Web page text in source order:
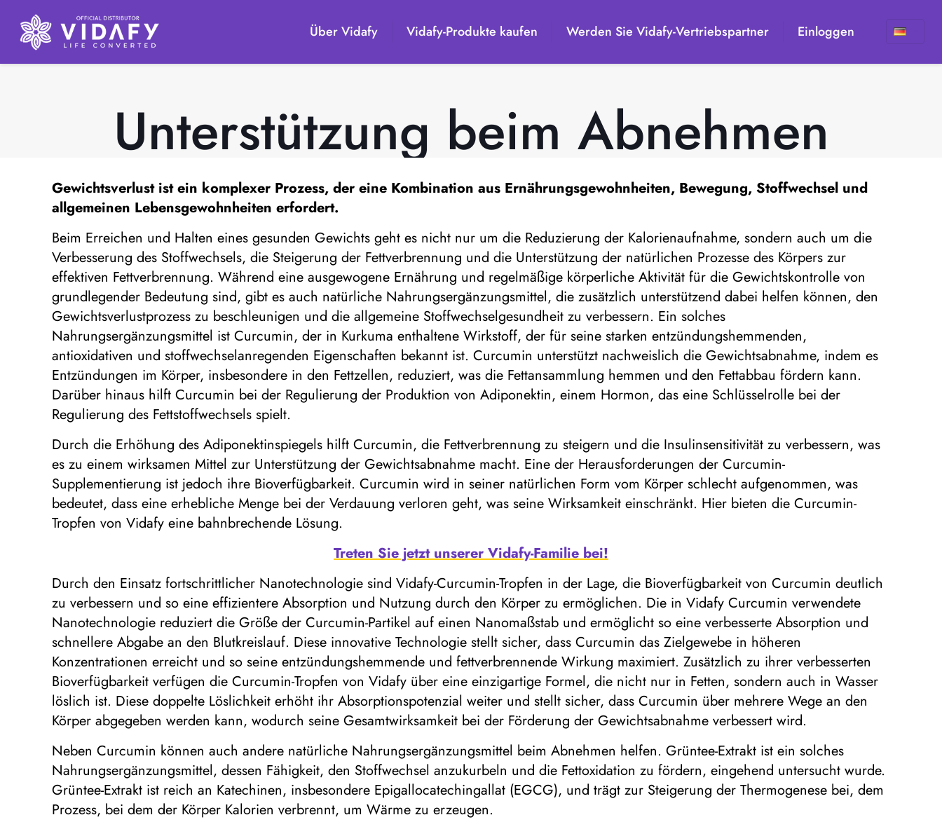
Über Vidafy Vidafy-Produkte kaufen Werden Sie Vidafy-Vertriebspartner Einloggen
Unterstützung beim Abnehmen
Gewichtsverlust ist ein komplexer Prozess, der eine Kombination aus Ernährungsgewohnheiten, Bewegung, Stoffwechsel und
allgemeinen Lebensgewohnheiten erfordert.
Beim Erreichen und Halten eines gesunden Gewichts geht es nicht nur um die Reduzierung der Kalorienaufnahme, sondern auch um die
Verbesserung des Stoffwechsels, die Steigerung der Fettverbrennung und die Unterstützung der natürlichen Prozesse des Körpers zur
effektiven Fettverbrennung. Während eine ausgewogene Ernährung und regelmäßige körperliche Aktivität für die Gewichtskontrolle von
grundlegender Bedeutung sind, gibt es auch natürliche Nahrungsergänzungsmittel, die zusätzlich unterstützend dabei helfen können, den
Gewichtsverlustprozess zu beschleunigen und die allgemeine Stoffwechselgesundheit zu verbessern. Ein solches
Nahrungsergänzungsmittel ist Curcumin, der in Kurkuma enthaltene Wirkstoff, der für seine starken entzündungshemmenden,
antioxidativen und stoffwechselanregenden Eigenschaften bekannt ist. Curcumin unterstützt nachweislich die Gewichtsabnahme, indem es
Entzündungen im Körper, insbesondere in den Fettzellen, reduziert, was die Fettansammlung hemmen und den Fettabbau fördern kann.
Darüber hinaus hilft Curcumin bei der Regulierung der Produktion von Adiponektin, einem Hormon, das eine Schlüsselrolle bei der
Regulierung des Fettstoffwechsels spielt.
Durch die Erhöhung des Adiponektinspiegels hilft Curcumin, die Fettverbrennung zu steigern und die Insulinsensitivität zu verbessern, was
es zu einem wirksamen Mittel zur Unterstützung der Gewichtsabnahme macht. Eine der Herausforderungen der Curcumin-
Supplementierung ist jedoch ihre Bioverfügbarkeit. Curcumin wird in seiner natürlichen Form vom Körper schlecht aufgenommen, was
bedeutet, dass eine erhebliche Menge bei der Verdauung verloren geht, was seine Wirksamkeit einschränkt. Hier bieten die Curcumin-
Tropfen von Vidafy eine bahnbrechende Lösung.
Treten Sie jetzt unserer Vidafy-Familie bei!
Durch den Einsatz fortschrittlicher Nanotechnologie sind Vidafy-Curcumin-Tropfen in der Lage, die Bioverfügbarkeit von Curcumin deutlich
zu verbessern und so eine effizientere Absorption und Nutzung durch den Körper zu ermöglichen. Die in Vidafy Curcumin verwendete
Nanotechnologie reduziert die Größe der Curcumin-Partikel auf einen Nanomaßstab und ermöglicht so eine verbesserte Absorption und
schnellere Abgabe an den Blutkreislauf. Diese innovative Technologie stellt sicher, dass Curcumin das Zielgewebe in höheren
Konzentrationen erreicht und so seine entzündungshemmende und fettverbrennende Wirkung maximiert. Zusätzlich zu ihrer verbesserten
Bioverfügbarkeit verfügen die Curcumin-Tropfen von Vidafy über eine einzigartige Formel, die nicht nur in Fetten, sondern auch in Wasser
löslich ist. Diese doppelte Löslichkeit erhöht ihr Absorptionspotenzial weiter und stellt sicher, dass Curcumin über mehrere Wege an den
Körper abgegeben werden kann, wodurch seine Gesamtwirksamkeit bei der Förderung der Gewichtsabnahme verbessert wird.
Neben Curcumin können auch andere natürliche Nahrungsergänzungsmittel beim Abnehmen helfen. Grüntee-Extrakt ist ein solches
Nahrungsergänzungsmittel, dessen Fähigkeit, den Stoffwechsel anzukurbeln und die Fettoxidation zu fördern, eingehend untersucht wurde.
Grüntee-Extrakt ist reich an Katechinen, insbesondere Epigallocatechingallat (EGCG), und trägt zur Steigerung der Thermogenese bei, dem
Prozess, bei dem der Körper Kalorien verbrennt, um Wärme zu erzeugen.